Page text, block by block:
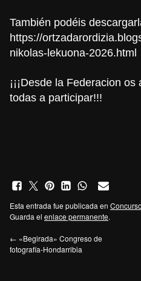
También podéis
https://
nikolas-lekuona-2026.html
¡¡¡Desde la Federacion
todas a participar!!!
Esta entrada fue publicada en
Guarda el enlace permanente.
← «Begirada» Congreso de
fotografía-Hondarribia